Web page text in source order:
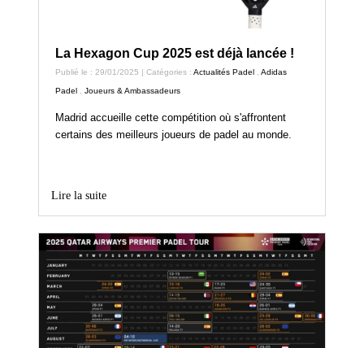
La Hexagon Cup 2025 est déjà lancée !
Publié le : 29/01/2025 | Catégories :Actualités Padel ,Adidas
Padel ,Joueurs & Ambassadeurs
Madrid accueille cette compétition où s'affrontent
certains des meilleurs joueurs de padel au monde.
Lire la suite